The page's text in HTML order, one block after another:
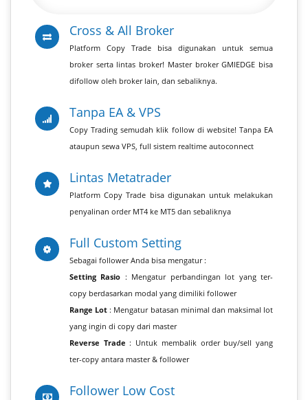
Cross & All Broker
Platform Copy Trade bisa digunakan untuk semua
broker serta lintas broker! Master broker GMIEDGE bisa
difollow oleh broker lain, dan sebaliknya.
Tanpa EA & VPS
Copy Trading semudah klik follow di website! Tanpa EA
ataupun sewa VPS, full sistem realtime autoconnect
Lintas Metatrader
Platform Copy Trade bisa digunakan untuk melakukan
penyalinan order MT4 ke MT5 dan sebaliknya
Full Custom Setting
Sebagai follower Anda bisa mengatur :
Setting Rasio : Mengatur perbandingan lot yang ter-
copy berdasarkan modal yang dimiliki follower
Range Lot : Mengatur batasan minimal dan maksimal lot
yang ingin di copy dari master
Reverse Trade : Untuk membalik order buy/sell yang
ter-copy antara master & follower
Follower Low Cost